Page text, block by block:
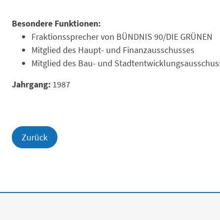
Besondere Funktionen:
Fraktionssprecher von BÜNDNIS 90/DIE GRÜNEN
Mitglied des Haupt- und Finanzausschusses
Mitglied des Bau- und
Jahrgang: 1987
Zurück